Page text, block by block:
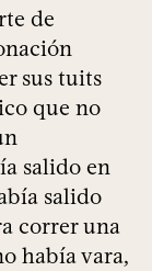
de
sus tuits
que no
salido en
salido
correr una
había vara,